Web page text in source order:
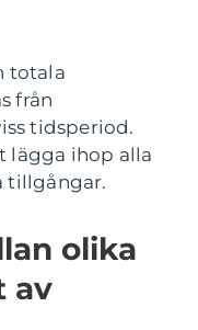
totala
från
tidsperiod.
lägga ihop alla
tillgångar.
olika
av